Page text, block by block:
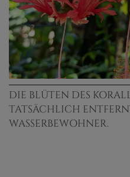
DIE BLÜTEN DES
TATSÄCHLICH
WASSERBEWOHNER.